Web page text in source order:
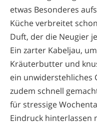
etwas Besonderes
Küche verbreitet
Duft, der die Neugier
Ein zarter Kabeljau,
Kräuterbutter und
ein unwiderstehliches
zudem schnell
für stressige
Eindruck hinterlassen